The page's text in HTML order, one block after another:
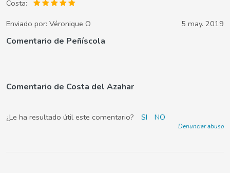
Costa:
Enviado por: Véronique O 5 may. 2019
Comentario de Peñíscola
Comentario de Costa del Azahar
¿Le ha resultado útil este comentario? SI NO
Denunciar abuso